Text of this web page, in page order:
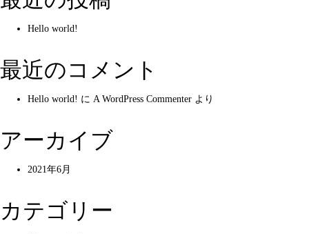
象:
Hello world!
最近のコメント
Hello world! に A WordPress Commenter より
アーカイブ
2021年6月
カテゴリー